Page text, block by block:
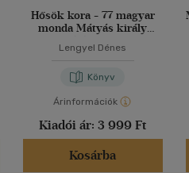
Hősök kora - 77 magyar
monda Mátyás király
Lengyel Dénes
Könyv
Árinformációk
Kiadói ár: 3 999 Ft
Kosárba